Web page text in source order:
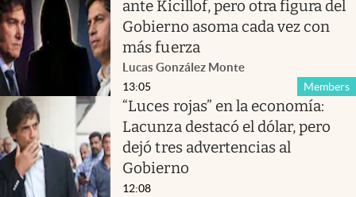
ante Kicillof, pero otra figura del
Gobierno asoma cada vez con
más fuerza
Lucas González Monte
Members
13:05
“Luces rojas” en la economía:
Lacunza destacó el dólar, pero
dejó tres advertencias al
Gobierno
12:08